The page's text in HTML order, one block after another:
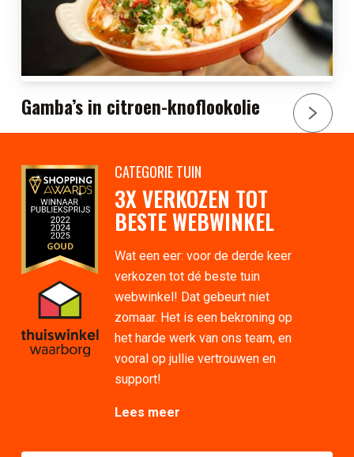
Gamba’s in citroen-knoflookolie
CATEGORIE TUIN
3X VERKOZEN TOT
BESTE WEBWINKEL
Wat een eer: voor de derde keer
verkozen tot dé beste tuin
webwinkel! Dat gebeurt niet
zomaar. Het is een bekroning op
het harde werk van ons team, en
vooral op jullie vertrouwen en
support!
Lees meer